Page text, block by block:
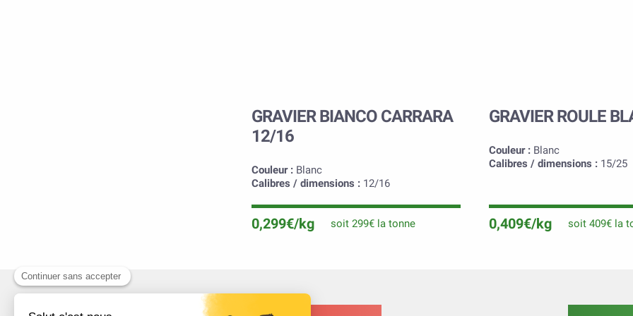
GRAVIER BIANCO CARRARA
12/16
Couleur : Blanc
Calibres / dimensions : 12/16
0,299€/kg soit 299€ la tonne
GRAVIER ROULE
Couleur : Blanc
Calibres / dimensions : 15/25
0,409€/kg soit 409€ la